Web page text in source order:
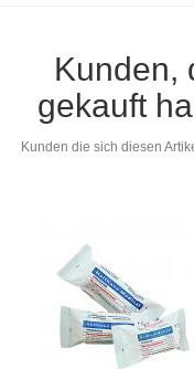
Kunden,
gekauft
Kunden die sich diesen